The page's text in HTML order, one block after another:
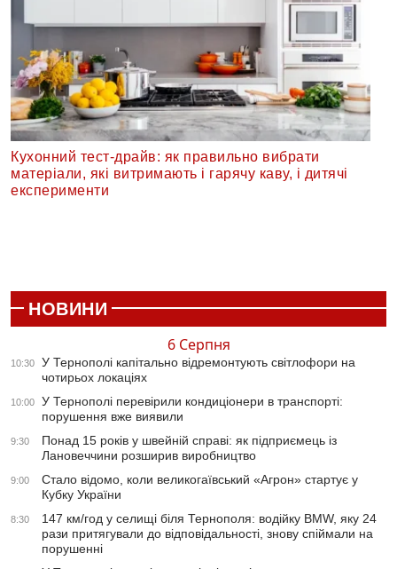
Кухонний тест-драйв: як правильно вибрати
матеріали, які витримають і гарячу каву, і дитячі
експерименти
НОВИНИ
6 Серпня
10:30
У Тернополі капітально відремонтують світлофори на
чотирьох локаціях
10:00
У Тернополі перевірили кондиціонери в транспорті:
порушення вже виявили
9:30
Понад 15 років у швейній справі: як підприємець із
Лановеччини розширив виробництво
9:00
Стало відомо, коли великогаївський «Агрон» стартує у
Кубку України
8:30
147 км/год у селищі біля Тернополя: водійку BMW, яку 24
рази притягували до відповідальності, знову спіймали на
порушенні